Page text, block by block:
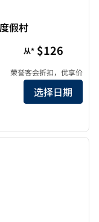
假村
酒店详情
从* $126
荣誉客会折扣，优享价
选择日期
1/12
下一